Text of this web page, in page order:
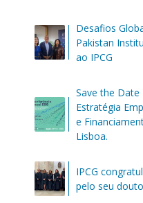
Desafios
Pakistan
ao IPCG
Save the Date
Estratégia
e
Lisboa.
IPCG
pelo seu